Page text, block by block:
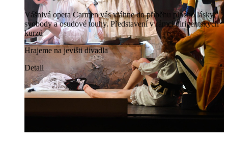
Vášnivá opera Carmen vás vtáhne do příběhu plného lásky,
svobody a osudové touhy. Představení v rámci dirigentských
kurzů
Hrajeme na jevišti divadla
Detail